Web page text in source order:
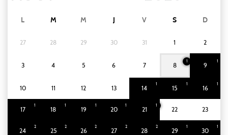
L M M J V S D
27 28 29 30 31 1 2
3 4 5 6 7 8
1
9
1
10 11 12 13 14
1
15
1
16
1
17
1
18
1
19
1
20
1
21
1
22 23
24
2
25
2
26
2
27
2
28
2
29
1
30
1